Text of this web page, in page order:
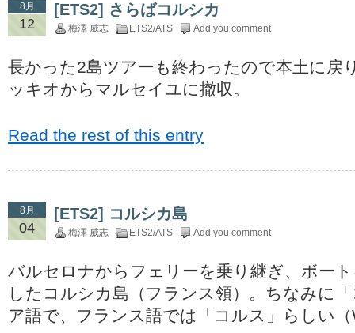
8月
12
[ETS2] さらばコルシカ
梅澤 威志 ETS2/ATS Add you comment
長かった2島ツアーも終わったので本土に戻
ッキオからマルセイユに撤収。
Read the rest of this entry
8月
04
[ETS2] コルシカ島
梅澤 威志 ETS2/ATS Add you comment
バルセロナからフェリーを乗り継ぎ、ボー
したコルシカ島（フランス領）。ちなみに
ア語で、フランス語では「コルス」らしい